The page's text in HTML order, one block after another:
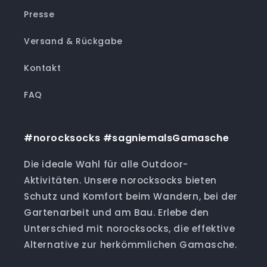
Kein Heu in den Schuhen und
keine verstaubten Socken
Ingrid
norocksocks
pflücken, ich musste nicht 1 x
Schuhe ausleeren! I love it!
Presse
Versand & Rückgabe
Kontakt
FAQ
#norocksocks #sagniemalsGamasche
Die ideale Wahl für alle Outdoor-
Aktivitäten. Unsere norocksocks bieten
Schutz und Komfort beim Wandern, bei der
Gartenarbeit und am Bau. Erlebe den
Unterschied mit norocksocks, die effektive
Alternative zur herkömmlichen Gamasche.